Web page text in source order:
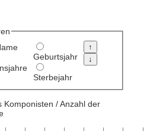
Geburtsjahr
Sterbejahr
Komponisten / Anzahl der